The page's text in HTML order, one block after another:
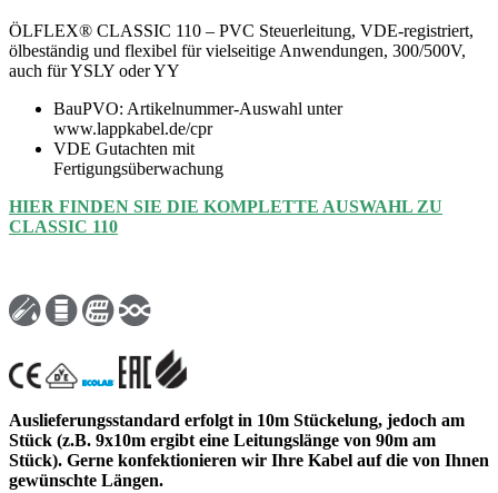
ÖLFLEX® CLASSIC 110 – PVC Steuerleitung, VDE-registriert,
ölbeständig und flexibel für vielseitige Anwendungen, 300/500V,
auch für YSLY oder YY
BauPVO: Artikelnummer-Auswahl unter
www.lappkabel.de/cpr
VDE Gutachten mit
Fertigungsüberwachung
HIER FINDEN SIE DIE KOMPLETTE AUSWAHL ZU
CLASSIC 110
Auslieferungsstandard erfolgt in 10m Stückelung, jedoch am
Stück (z.B. 9x10m ergibt eine Leitungslänge von 90m am
Stück). Gerne konfektionieren wir Ihre Kabel auf die von Ihnen
gewünschte Längen.